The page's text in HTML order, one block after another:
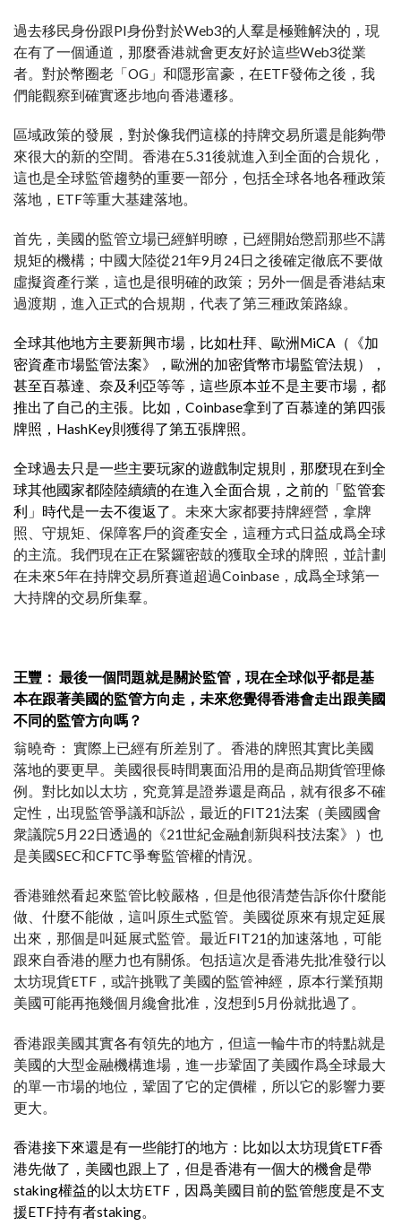
過去移民身份跟PI身份對於Web3的人羣是極難解決的，現
在有了一個通道，那麼香港就會更友好於這些Web3從業
者。對於幣圈老「OG」和隱形富豪，在ETF發佈之後，我
們能觀察到確實逐步地向香港遷移。
區域政策的發展，對於像我們這樣的持牌交易所還是能夠帶
來很大的新的空間。香港在5.31後就進入到全面的合規化，
這也是全球監管趨勢的重要一部分，包括全球各地各種政策
落地，ETF等重大基建落地。
首先，美國的監管立場已經鮮明瞭，已經開始懲罰那些不講
規矩的機構；中國大陸從21年9月24日之後確定徹底不要做
虛擬資產行業，這也是很明確的政策；另外一個是香港結束
過渡期，進入正式的合規期，代表了第三種政策路線。
全球其他地方主要新興市場，比如杜拜、歐洲MiCA（《加
密資產市場監管法案》，歐洲的加密貨幣市場監管法規），
甚至百慕達、奈及利亞等等，這些原本並不是主要市場，都
推出了自己的主張。比如，Coinbase拿到了百慕達的第四張
牌照，HashKey則獲得了第五張牌照。
全球過去只是一些主要玩家的遊戲制定規則，那麼現在到全
球其他國家都陸陸續續的在進入全面合規，之前的「監管套
利」時代是一去不復返了 。未來大家都要持牌經營，拿牌
照、守規矩、保障客戶的資產安全，這種方式日益成爲全球
的主流。我們現在正在緊鑼密鼓的獲取全球的牌照，並計劃
在未來5年在持牌交易所賽道超過Coinbase，成爲全球第一
大持牌的交易所集羣。
王豐： 最後一個問題就是關於監管，現在全球似乎都是基
本在跟著美國的監管方向走，未來您覺得香港會走出跟美國
不同的監管方向嗎？
翁曉奇： 實際上已經有所差別了。香港的牌照其實比美國
落地的要更早。美國很長時間裏面沿用的是商品期貨管理條
例。對比如以太坊，究竟算是證券還是商品，就有很多不確
定性，出現監管爭議和訴訟，最近的FIT21法案（美國國會
衆議院5月22日透過的《21世紀金融創新與科技法案》）也
是美國SEC和CFTC爭奪監管權的情況。
香港雖然看起來監管比較嚴格，但是他很清楚告訴你什麼能
做、什麼不能做，這叫原生式監管。美國從原來有規定延展
出來，那個是叫延展式監管。最近FIT21的加速落地，可能
跟來自香港的壓力也有關係。包括這次是香港先批准發行以
太坊現貨ETF，或許挑戰了美國的監管神經，原本行業預期
美國可能再拖幾個月纔會批准，沒想到5月份就批過了。
香港跟美國其實各有領先的地方，但這一輪牛市的特點就是
美國的大型金融機構進場，進一步鞏固了美國作爲全球最大
的單一市場的地位，鞏固了它的定價權，所以它的影響力要
更大。
香港接下來還是有一些能打的地方：比如以太坊現貨ETF香
港先做了，美國也跟上了，但是香港有一個大的機會是帶
staking權益的以太坊ETF，因爲美國目前的監管態度是不支
援ETF持有者staking。